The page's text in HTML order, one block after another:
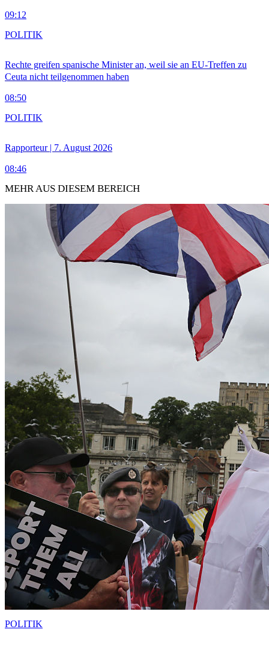
09:12
Rechte greifen spanische Minister an, weil sie an EU-Treffen zu
Ceuta nicht teilgenommen haben
08:50
POLITIK
Rapporteur | 7. August 2026
08:46
POLITIK
MEHR AUS DIESEM BEREICH
POLITIK